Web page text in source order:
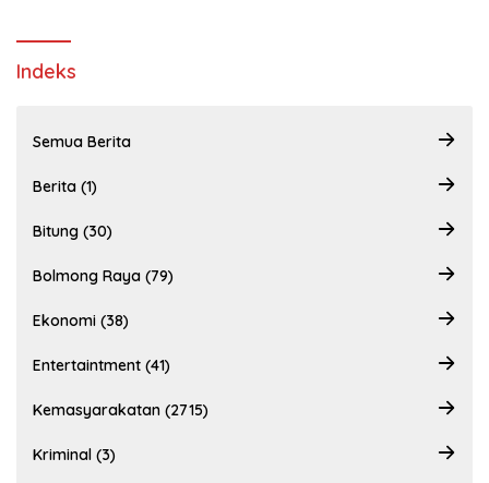
Indeks
Semua Berita
Berita (1)
Bitung (30)
Bolmong Raya (79)
Ekonomi (38)
Entertaintment (41)
Kemasyarakatan (2715)
Kriminal (3)